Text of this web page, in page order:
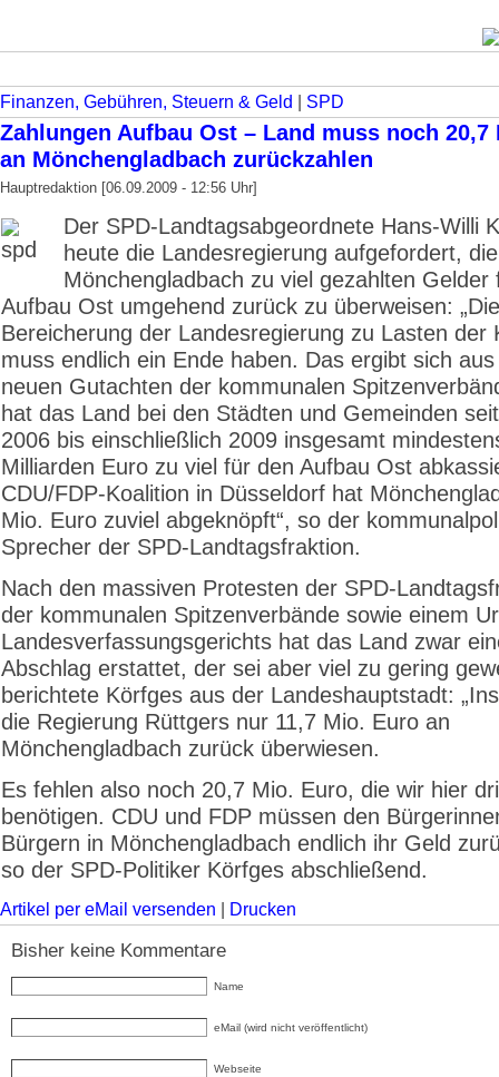
Finanzen, Gebühren, Steuern & Geld SPD
Zahlungen Aufbau Ost – Land muss noch 20,7
an Mönchengladbach zurückzahlen
Hauptredaktion [06.09.2009 - 12:56 Uhr]
Der SPD-Landtagsabgeordnete Hans-Willi
heute die Landesregierung aufgefordert,
Mönchengladbach zu viel gezahlten Gelder
Aufbau Ost umgehend zurück zu überweisen:
Bereicherung der Landesregierung zu Lasten der
muss endlich ein Ende haben. Das ergibt sich
neuen Gutachten der kommunalen
hat das Land bei den Städten und Gemeinden
2006 bis einschließlich 2009 insgesamt
Milliarden Euro zu viel für den Aufbau Ost
CDU/FDP-Koalition in Düsseldorf hat
Mio. Euro zuviel abgeknöpft“, so der
Sprecher der SPD-Landtagsfraktion.
Nach den massiven Protesten der SPD-
der kommunalen Spitzenverbände sowie einem
Landesverfassungsgerichts hat das Land zwar
Abschlag erstattet, der sei aber viel zu gering
berichtete Körfges aus der Landeshauptstadt:
die Regierung Rüttgers nur 11,7 Mio. Euro an
Mönchengladbach zurück überwiesen.
Es fehlen also noch 20,7 Mio. Euro, die wir hier
benötigen. CDU und FDP müssen den
Bürgern in Mönchengladbach endlich ihr Geld
so der SPD-Politiker Körfges abschließend.
Artikel per eMail versenden Drucken
Bisher keine Kommentare
Name
eMail (wird nicht veröffentlicht)
Webseite